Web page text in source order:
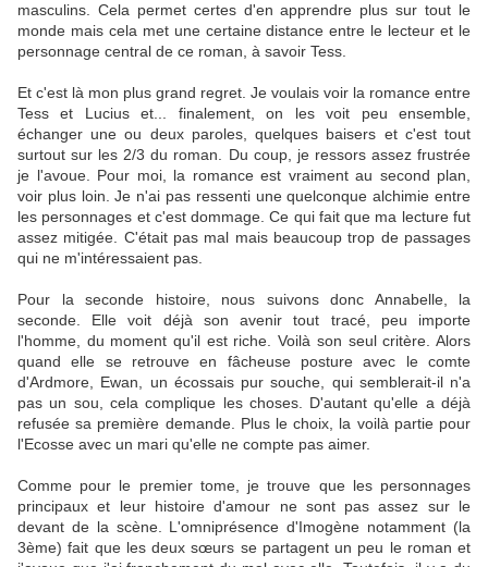
masculins. Cela permet certes d'en apprendre plus sur tout le
monde mais cela met une certaine distance entre le lecteur et le
personnage central de ce roman, à savoir Tess.
Et c'est là mon plus grand regret. Je voulais voir la romance entre
Tess et Lucius et... finalement, on les voit peu ensemble,
échanger une ou deux paroles, quelques baisers et c'est tout
surtout sur les 2/3 du roman. Du coup, je ressors assez frustrée
je l'avoue. Pour moi, la romance est vraiment au second plan,
voir plus loin. Je n'ai pas ressenti une quelconque alchimie entre
les personnages et c'est dommage. Ce qui fait que ma lecture fut
assez mitigée. C'était pas mal mais beaucoup trop de passages
qui ne m'intéressaient pas.
Pour la seconde histoire, nous suivons donc Annabelle, la
seconde. Elle voit déjà son avenir tout tracé, peu importe
l'homme, du moment qu'il est riche. Voilà son seul critère. Alors
quand elle se retrouve en fâcheuse posture avec le comte
d'Ardmore, Ewan, un écossais pur souche, qui semblerait-il n'a
pas un sou, cela complique les choses. D'autant qu'elle a déjà
refusée sa première demande. Plus le choix, la voilà partie pour
l'Ecosse avec un mari qu'elle ne compte pas aimer.
Comme pour le premier tome, je trouve que les personnages
principaux et leur histoire d'amour ne sont pas assez sur le
devant de la scène. L'omniprésence d'Imogène notamment (la
3ème) fait que les deux sœurs se partagent un peu le roman et